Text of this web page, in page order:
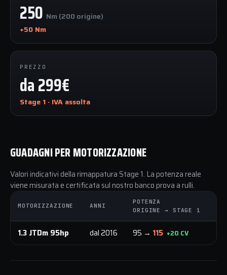
250 Nm (200 origine)
+50 Nm
PREZZO
da 299€
Stage 1 · IVA assolta
GUADAGNI PER MOTORIZZAZIONE
Valori indicativi della rimappatura Stage 1. La potenza reale
viene misurata e certificata sul nostro banco prova a rulli.
MOTORIZZAZIONE ANNI
POTENZA
ORIGINE → STAGE 1
1.3 JTDm 95hp dal 2016 95 → 115 +20 CV